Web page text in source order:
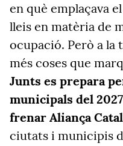
en què emplaçava
lleis en matèria de
ocupació. Però a la
més coses que
Junts es prepara
municipals del
frenar Aliança
ciutats i municipis